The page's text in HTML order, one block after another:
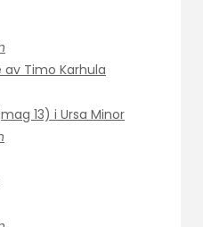
Timo Karhula
13) i Ursa Minor